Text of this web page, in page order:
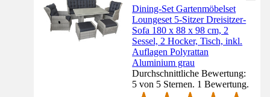
Dining-Set Gartenmöbelset
Loungeset 5-Sitzer Dreisitzer-
Sofa 180 x 88 x 98 cm, 2
Sessel, 2 Hocker, Tisch, inkl.
Auflagen Polyrattan
Aluminium grau
Durchschnittliche Bewertung:
5 von 5 Sternen. 1 Bewertung.